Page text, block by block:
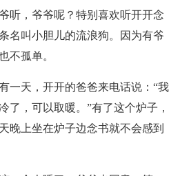
听，爷爷呢？特别喜欢听开开念
名叫小胆儿的流浪狗。因为有爷
不孤单。
一天，开开的爸爸来电话说：“我
了，可以取暖。”有了这个炉子，
晚上坐在炉子边念书就不会感到